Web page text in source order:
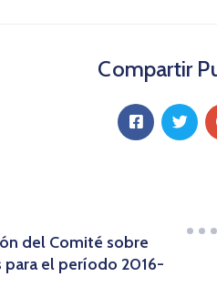
Compartir
del Comité sobre
para el período 2016-